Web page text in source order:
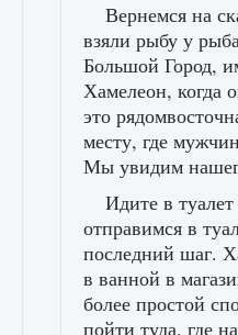
Вернемся на
взяли рыбу у
Большой Город,
Хамелеон, когда
это
месту, где
Мы увидим
Идите в
отправимся в
последний шаг.
в ванной в
более простой
пойти туда, где